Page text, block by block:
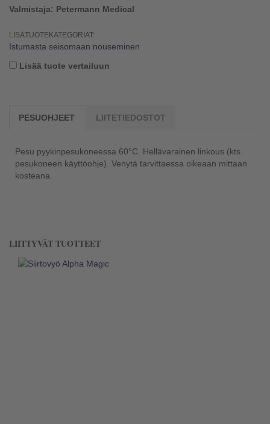
Valmistaja: Petermann Medical
LISÄTUOTEKATEGORIAT:
Istumasta seisomaan nouseminen
Lisää tuote vertailuun
PESUOHJEET LIITETIEDOSTOT
Pesu pyykinpesukoneessa 60°C. Hellävarainen linkous (kts.
pesukoneen käyttöohje). Venytä tarvittaessa oikeaan mittaan
kosteana.
LIITTYVÄT TUOTTEET